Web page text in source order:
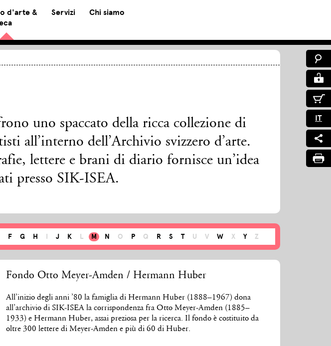
d'arte &
Servizi Chi siamo
IT
uno spaccato della ricca collezione di
all’interno dell’Archivio svizzero d’arte.
lettere e brani di diario fornisce un’idea
presso SIK-ISEA.
F G H I J K L M N O P Q R S T U V W X Y Z
Fondo Otto Meyer-Amden / Hermann Huber
All’inizio degli anni ’80 la famiglia di Hermann Huber (1888–1967) dona
all’archivio di SIK-ISEA la corrispondenza fra Otto Meyer-Amden (1885–
1933) e Hermann Huber, assai preziosa per la ricerca. Il fondo è costituito da
oltre 300 lettere di Meyer-Amden e più di 60 di Huber.